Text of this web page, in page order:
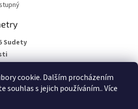
cookie. Dalším procházením
souhlas s jejich používáním.. Více
Sudety